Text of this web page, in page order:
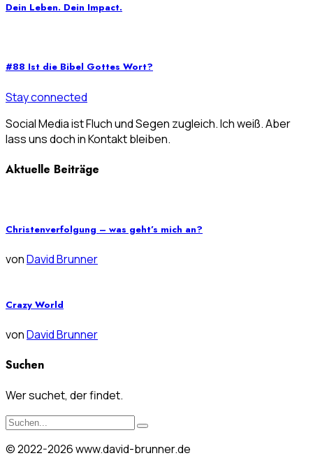
Dein Leben. Dein Impact.
#88 Ist die Bibel Gottes Wort?
Stay connected
Social Media ist Fluch und Segen zugleich. Ich weiß. Aber
lass uns doch in Kontakt bleiben.
Aktuelle Beiträge
Christenverfolgung – was geht’s mich an?
vonDavid Brunner
Crazy World
vonDavid Brunner
Suchen
Wer suchet, der findet.
© 2022-2026 www.david-brunner.de